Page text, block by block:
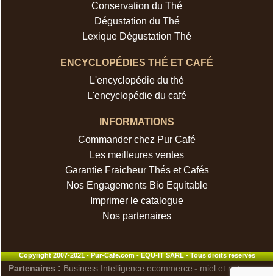
Conservation du Thé
Dégustation du Thé
Lexique Dégustation Thé
ENCYCLOPÉDIES THÉ ET CAFÉ
L'encyclopédie du thé
L'encyclopédie du café
INFORMATIONS
Commander chez Pur Café
Les meilleures ventes
Garantie Fraicheur Thés et Cafés
Nos Engagements Bio Equitable
Imprimer le catalogue
Nos partenaires
Copyright 2007-2021 - Pur-Cafe.com - EQU-IT SARL - Tous droits reservés
Partenaires : Business Intelligence ecommerce - miel et nature au